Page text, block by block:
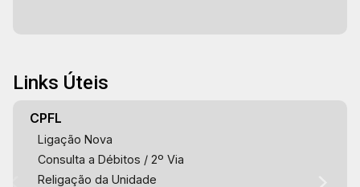
Links Úteis
CPFL
Ligação Nova
Consulta a Débitos / 2º Via
Religação da Unidade